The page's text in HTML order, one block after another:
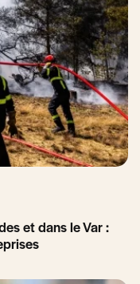
et dans le Var :